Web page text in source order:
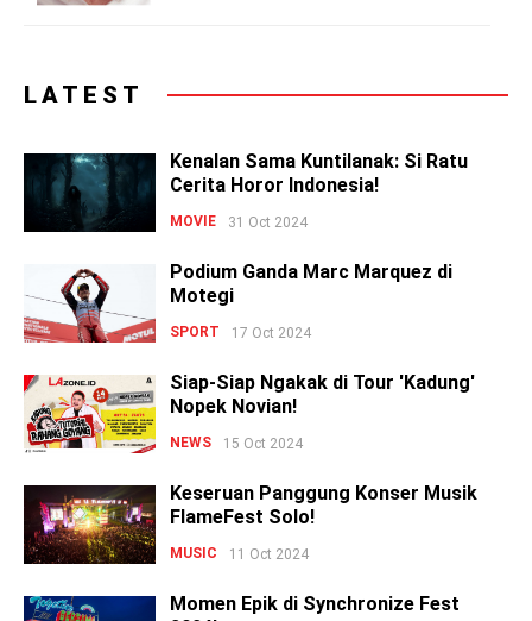
LATEST
Kenalan Sama Kuntilanak: Si Ratu
Cerita Horor Indonesia!
MOVIE 31 Oct 2024
Podium Ganda Marc Marquez di
Motegi
SPORT 17 Oct 2024
Siap-Siap Ngakak di Tour 'Kadung'
Nopek Novian!
NEWS 15 Oct 2024
Keseruan Panggung Konser Musik
FlameFest Solo!
MUSIC 11 Oct 2024
Momen Epik di Synchronize Fest